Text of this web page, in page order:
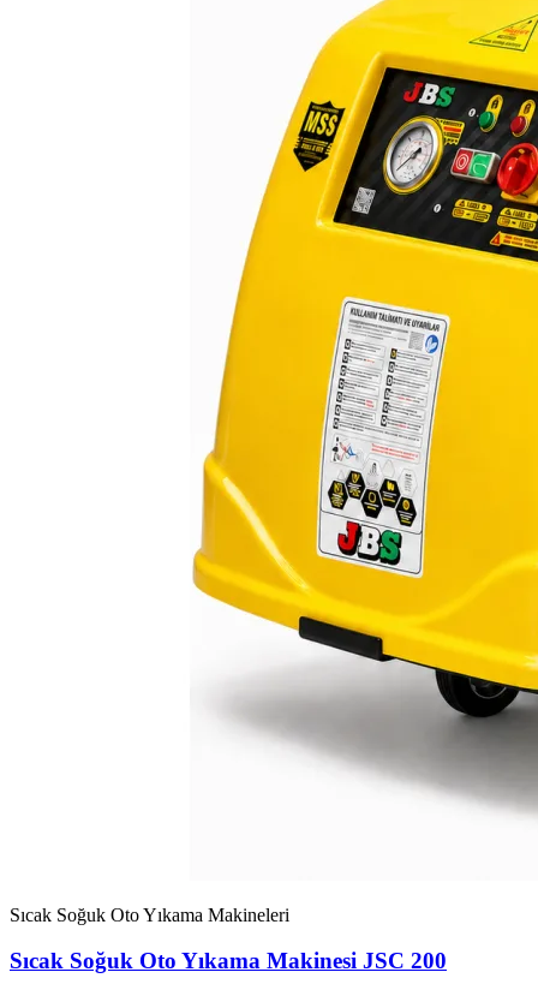
Sıcak Soğuk Oto Yıkama Makineleri
Sıcak Soğuk Oto Yıkama Makinesi JSC 200